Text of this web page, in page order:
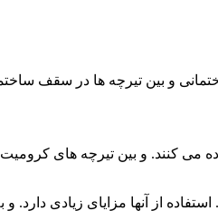
و بین تیرچه ها در سقف
می کنند. و بین تیرچه های
از آنها مزایای زیادی